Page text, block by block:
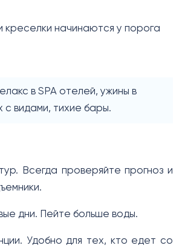
креселки начинаются у порога
в SPA отелей, ужины в
видами, тихие бары.
Всегда проверяйте прогноз и
дни. Пейте больше воды.
Удобно для тех, кто едет со